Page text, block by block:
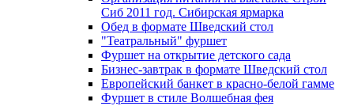
Сиб 2011 год. Сибирская ярмарка
Обед в формате Шведский стол
"Театральный" фуршет
Фуршет на открытие детского сада
Бизнес-завтрак в формате Шведский стол
Европейский банкет в красно-белой гамме
Фуршет в стиле Волшебная фея